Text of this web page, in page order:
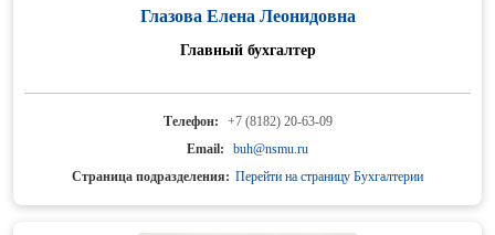
Глазова Елена Леонидовна
Главный бухгалтер
Телефон:
+7 (8182) 20-63-09
Email:
buh@nsmu.ru
Страница подразделения: Перейти на страницу Бухгалтерии